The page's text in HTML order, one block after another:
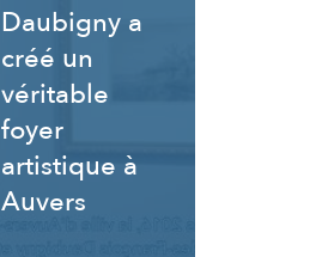
Daubigny a
créé un
véritable
foyer
artistique à
Auvers